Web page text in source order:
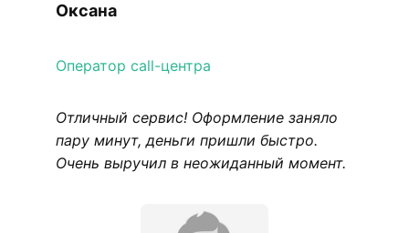
Оксана
Оператор call-центра
Отличный сервис! Оформление заняло
пару минут, деньги пришли быстро.
Очень выручил в неожиданный момент.